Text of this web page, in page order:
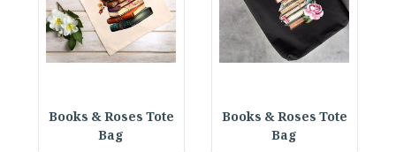
Books & Roses Tote
Bag
Books & Roses Tote
Bag